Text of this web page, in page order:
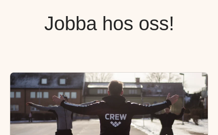
Jobba hos oss!